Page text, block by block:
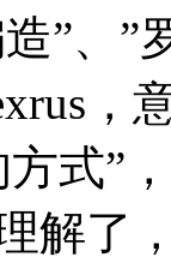
”、
，
式”
解了